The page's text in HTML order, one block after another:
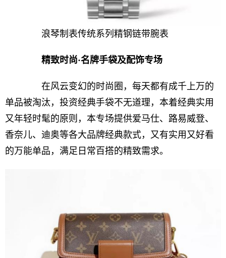
浪琴制表传统系列精钢链带腕表
精致时尚·名牌手袋及配饰专场
在风云变幻的时尚圈，每天都有成千上万的
单品被淘汰，投资经典手袋不无道理，本着经典实用
又年轻时髦的原则，本专场提供爱马仕、路易威登、
香奈儿、迪奥等各大品牌经典款式，又有实用又好看
的万能单品，满足日常百搭的精致需求。